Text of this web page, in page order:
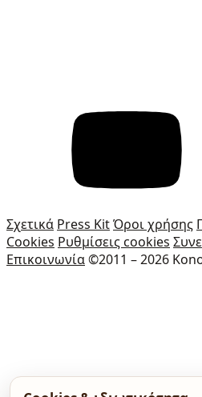
Σχετικά Press KitΌροι χρήσης
Cookies Ρυθμίσεις cookies
Επικοινωνία©2011 – 2026